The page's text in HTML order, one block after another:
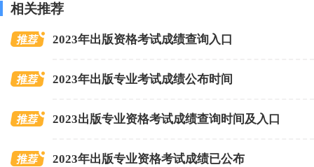
相关推荐
2023年出版资格考试成绩查询入口
2023年出版专业考试成绩公布时间
2023出版专业资格考试成绩查询时间及入口
2023年出版专业资格考试成绩已公布